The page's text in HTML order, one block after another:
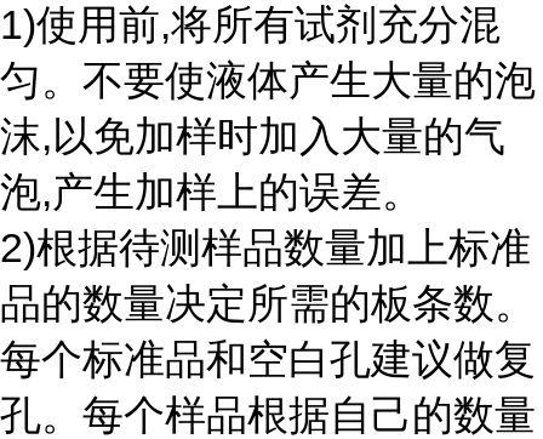
1)使用前,将所有试剂充分混
匀。不要使液体产生大量的泡
沫,以免加样时加入大量的气
泡,产生加样上的误差。
2)根据待测样品数量加上标准
品的数量决定所需的板条数。
每个标准品和空白孔建议做复
孔。每个样品根据自己的数量